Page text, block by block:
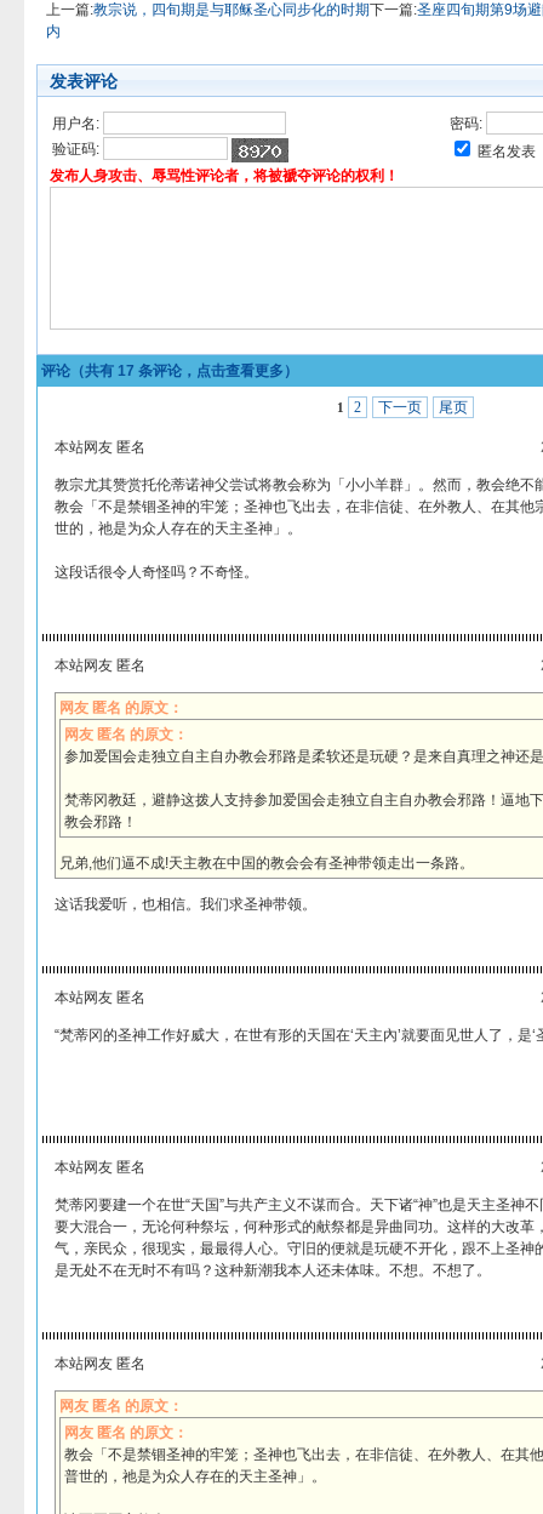
上一篇:教宗说，四旬期是与耶稣圣心同步化的时期下一篇:圣座四旬期第9场
内
发表评论
用户名:
密码:
验证码:
匿名发表
发布人身攻击、辱骂性评论者，将被褫夺评论的权利！
评论（共有 17 条评论，点击查看更多）
1 2 下一页 尾页
本站网友 匿名
教宗尤其赞赏托伦蒂诺神父尝试将教会称为「小小羊群」。然而，教会绝不
教会「不是禁锢圣神的牢笼；圣神也飞出去，在非信徒、在外教人、在其他
世的，祂是为众人存在的天主圣神」。
这段话很令人奇怪吗？不奇怪。
本站网友 匿名
网友 匿名 的原文：
网友 匿名 的原文：
参加爱国会走独立自主自办教会邪路是柔软还是玩硬？是来自真理之神还
梵蒂冈教廷，避静这拨人支持参加爱国会走独立自主自办教会邪路！逼地
教会邪路！
兄弟,他们逼不成!天主教在中国的教会会有圣神带领走出一条路。
这话我爱听，也相信。我们求圣神带领。
本站网友 匿名
“梵蒂冈的圣神工作好威大，在世有形的天国在‘天主內’就要面见世人了，是‘
本站网友 匿名
梵蒂冈要建一个在世“天国”与共产主义不谋而合。天下诸“神”也是天主圣神
要大混合一，无论何种祭坛，何种形式的献祭都是异曲同功。这样的大改革
气，亲民众，很现实，最最得人心。守旧的便就是玩硬不开化，跟不上圣神
是无处不在无时不有吗？这种新潮我本人还未体味。不想。不想了。
本站网友 匿名
网友 匿名 的原文：
网友 匿名 的原文：
教会「不是禁锢圣神的牢笼；圣神也飞出去，在非信徒、在外教人、在其
普世的，祂是为众人存在的天主圣神」。